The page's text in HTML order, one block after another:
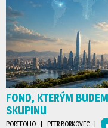
FOND, KTERÝM
SKUPINU
PORTFOLIO | PETR BORKOVEC |